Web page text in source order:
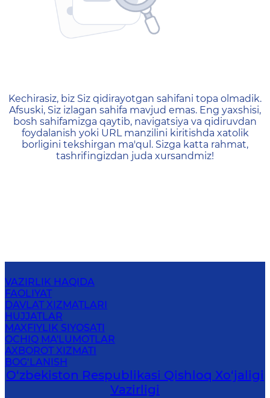
404 — Страница не
Kechirasiz, biz Siz qidirayotgan sahifani topa olmadik.
Afsuski, Siz izlagan sahifa mavjud emas. Eng yaxshisi,
bosh sahifamizga qaytib, navigatsiya va qidiruvdan
foydalanish yoki URL manzilini kiritishda xatolik
borligini tekshirgan ma'qul. Sizga katta rahmat,
tashrifingizdan juda xursandmiz!
VAZIRLIK HAQIDA
FAOLIYAT
DAVLAT XIZMATLARI
HUJJATLAR
MAXFIYLIK SIYOSATI
OCHIQ MA'LUMOTLAR
AXBOROT XIZMATI
BOG‘LANISH
O‘zbekiston Respublikasi Qishloq Хo‘jаligi
Vаzirligi